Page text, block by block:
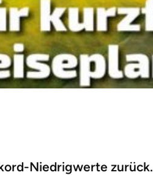
Niedrigwerte zurück.